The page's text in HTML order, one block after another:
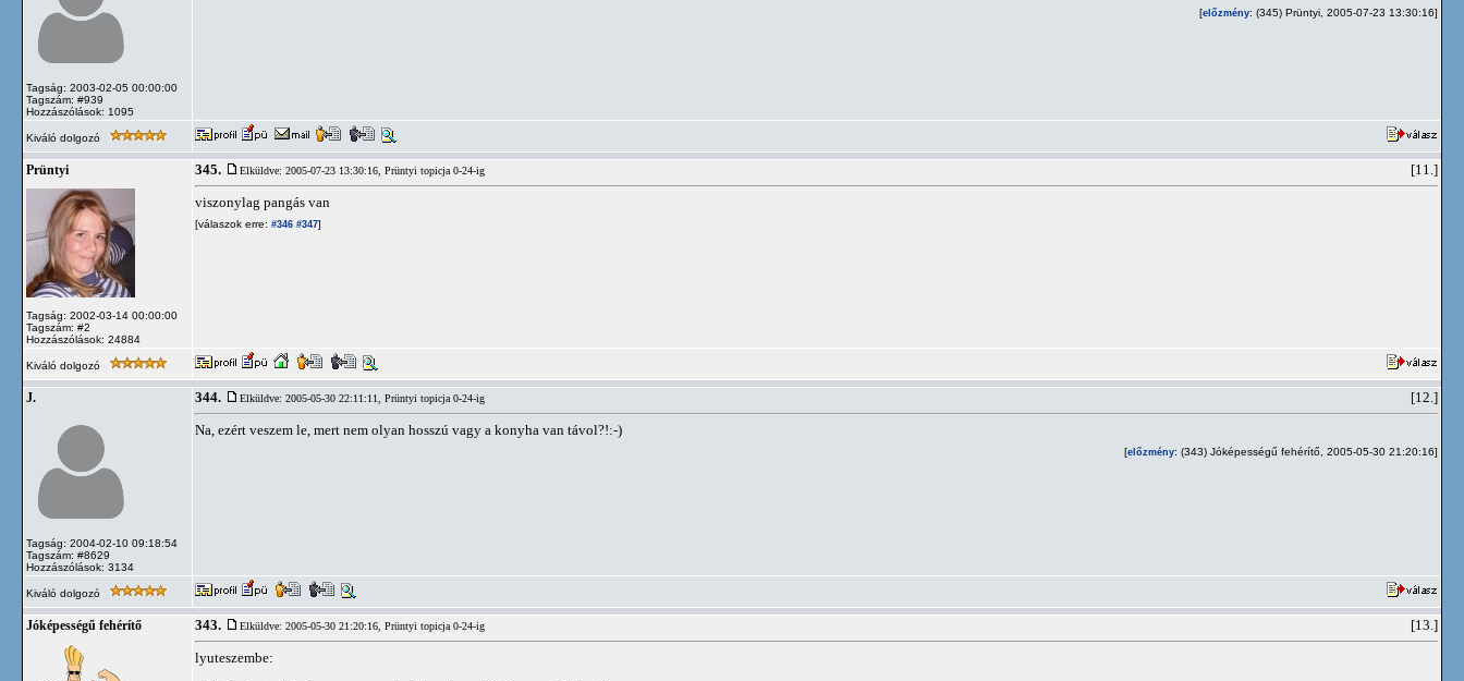
Tagság: 2003-02-05 00:00:00
Tagszám: #939
Hozzászólások: 1095
[előzmény: (345) Prüntyi, 2005-07-23 13:30:16]
Kiváló dolgozó
Prüntyi
Tagság: 2002-03-14 00:00:00
Tagszám: #2
Hozzászólások: 24884
345. Elküldve: 2005-07-23 13:30:16, Prüntyi topicja 0-24-ig [11.]
viszonylag pangás van
[válaszok erre: #346 #347]
Kiváló dolgozó
J.
Tagság: 2004-02-10 09:18:54
Tagszám: #8629
Hozzászólások: 3134
344. Elküldve: 2005-05-30 22:11:11, Prüntyi topicja 0-24-ig [12.]
Na, ezért veszem le, mert nem olyan hosszú vagy a konyha van távol?!:-)
[előzmény: (343) Jóképességű fehérítő, 2005-05-30 21:20:16]
Kiváló dolgozó
Jóképességű fehérítő 343. Elküldve: 2005-05-30 21:20:16, Prüntyi topicja 0-24-ig [13.]
lyuteszembe: